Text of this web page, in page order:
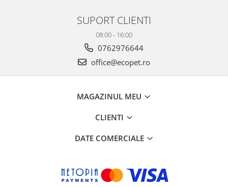
SUPORT CLIENTI
08:00 - 16:00
0762976644
office@ecopet.ro
MAGAZINUL MEU
CLIENTI
DATE COMERCIALE